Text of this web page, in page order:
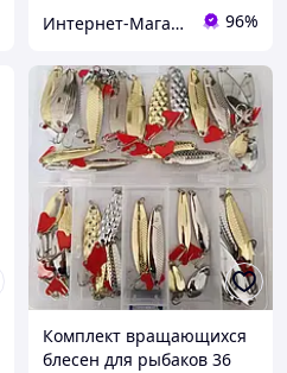
Интернет-Магазин "Uniqum Style". Создай свой уникальный стиль! 96%
Комплект вращающихся
блесен для рыбаков 36